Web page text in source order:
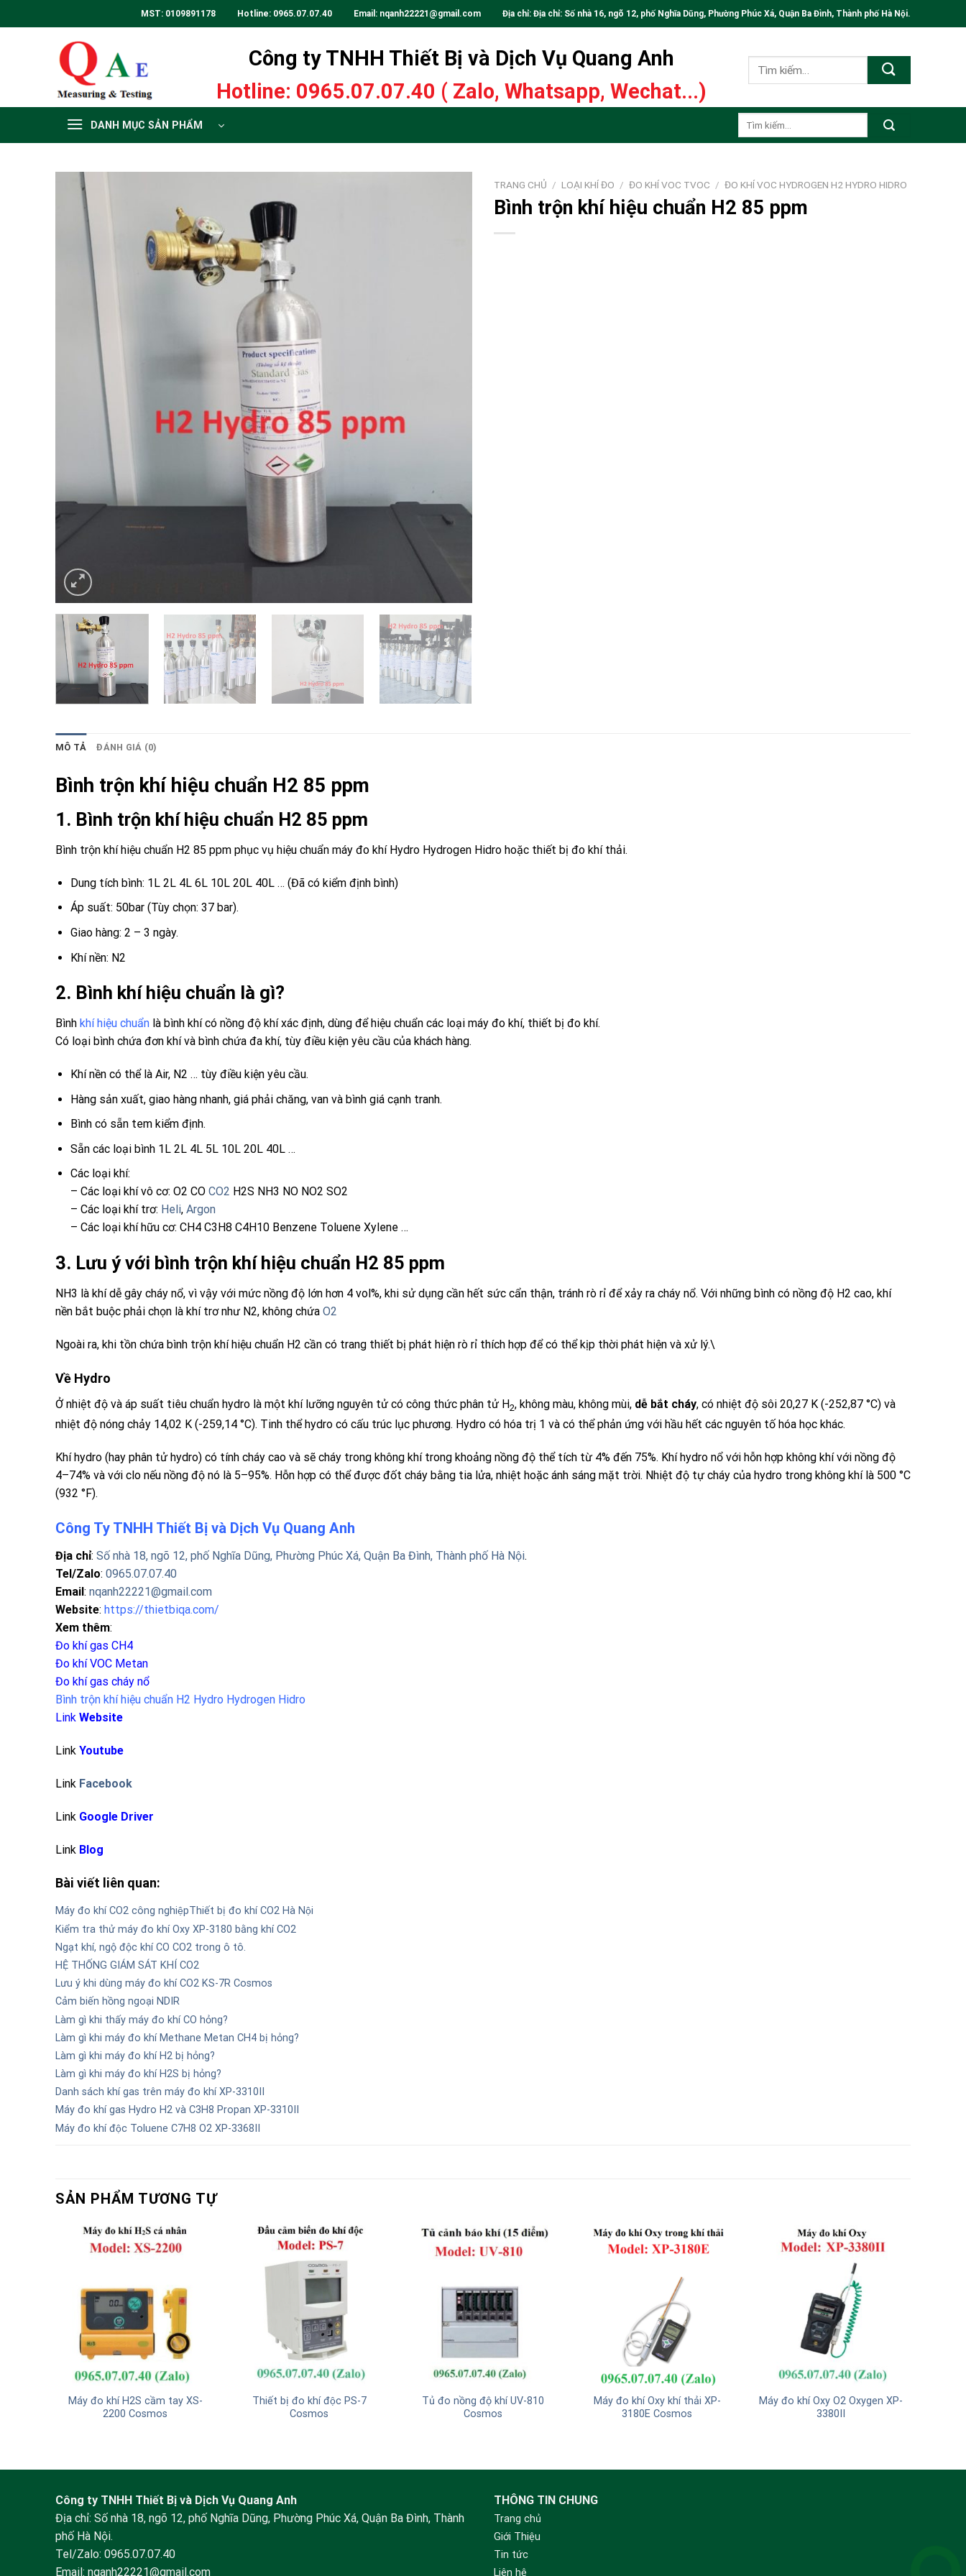
to
MST: 0109891178 Hotline: 0965.07.07.40 Email: nqanh22221@gmail.com Địa chỉ: Địa chỉ: Số nhà 16, ngõ 12, phố Nghĩa Dũng, Phường Phúc Xá, Quận Ba Đình, Thành phố Hà Nội.
Công ty TNHH Thiết Bị và Dịch Vụ Quang Anh
Hotline: 0965.07.07.40 ( Zalo, Whatsapp, Wechat...)
Tìm
DANH MỤC SẢN PHẨM
TRANG CHỦ / LOẠI KHÍ ĐO / ĐO KHÍ VOC TVOC / ĐO KHÍ VOC HYDROGEN H2 HYDRO HIDRO
Bình trộn khí hiệu chuẩn H2 85 ppm
MÔ TẢ ĐÁNH GIÁ (0)
Bình trộn khí hiệu chuẩn H2 85 ppm
1. Bình trộn khí hiệu chuẩn H2 85 ppm
Bình trộn khí hiệu chuẩn H2 85 ppm phục vụ hiệu chuẩn máy đo khí Hydro Hydrogen Hidro hoặc thiết bị đo khí thải.
Dung tích bình: 1L 2L 4L 6L 10L 20L 40L … (Đã có kiểm định bình)
Áp suất: 50bar (Tùy chọn: 37 bar).
Giao hàng: 2 – 3 ngày.
Khí nền: N2
2. Bình khí hiệu chuẩn là gì?
Bình khí hiệu chuẩn là bình khí có nồng độ khí xác định, dùng để hiệu chuẩn các loại máy đo khí, thiết bị đo khí.
Có loại bình chứa đơn khí và bình chứa đa khí, tùy điều kiện yêu cầu của khách hàng.
Khí nền có thể là Air, N2 … tùy điều kiện yêu cầu.
Hàng sản xuất, giao hàng nhanh, giá phải chăng, van và bình giá cạnh tranh.
Bình có sẵn tem kiểm định.
Sẵn các loại bình 1L 2L 4L 5L 10L 20L 40L …
Các loại khí:
– Các loại khí vô cơ: O2 CO CO2 H2S NH3 NO NO2 SO2
– Các loại khí trơ: Heli, Argon
– Các loại khí hữu cơ: CH4 C3H8 C4H10 Benzene Toluene Xylene …
3. Lưu ý với bình trộn khí hiệu chuẩn H2 85 ppm
NH3 là khí dễ gây cháy nổ, vì vậy với mức nồng độ lớn hơn 4 vol%, khi sử dụng cần hết sức cẩn thận, tránh rò rỉ để xảy ra cháy nổ. Với những bình có nồng độ H2 cao, khí
nền bắt buộc phải chọn là khí trơ như N2, không chứa O2
Ngoài ra, khi tồn chứa bình trộn khí hiệu chuẩn H2 cần có trang thiết bị phát hiện rò rỉ thích hợp để có thể kịp thời phát hiện và xử lý.\
Về Hydro
Ở nhiệt độ và áp suất tiêu chuẩn hydro là một khí lưỡng nguyên tử có công thức phân tử H2, không màu, không mùi, dễ bắt cháy, có nhiệt độ sôi 20,27 K (-252,87 °C) và
nhiệt độ nóng chảy 14,02 K (-259,14 °C). Tinh thể hydro có cấu trúc lục phương. Hydro có hóa trị 1 và có thể phản ứng với hầu hết các nguyên tố hóa học khác.
Khí hydro (hay phân tử hydro) có tính cháy cao và sẽ cháy trong không khí trong khoảng nồng độ thể tích từ 4% đến 75%. Khí hydro nổ với hỗn hợp không khí với nồng độ
4–74% và với clo nếu nồng độ nó là 5–95%. Hỗn hợp có thể được đốt cháy bằng tia lửa, nhiệt hoặc ánh sáng mặt trời. Nhiệt độ tự cháy của hydro trong không khí là 500 °C
(932 °F).
Công Ty TNHH Thiết Bị và Dịch Vụ Quang Anh
Địa chỉ: Số nhà 18, ngõ 12, phố Nghĩa Dũng, Phường Phúc Xá, Quận Ba Đình, Thành phố Hà Nội.
Tel/Zalo: 0965.07.07.40
Email : nqanh22221@gmail.com
Website: https://thietbiqa.com/
Xem thêm:
Đo khí gas CH4
Đo khí VOC Metan
Đo khí gas cháy nổ
Bình trộn khí hiệu chuẩn H2 Hydro Hydrogen Hidro
Link Website
Link Youtube
Link Facebook
Link Google Driver
Link Blog
Bài viết liên quan:
Máy đo khí CO2 công nghiệpThiết bị đo khí CO2 Hà Nội
Kiểm tra thử máy đo khí Oxy XP-3180 bằng khí CO2
Ngạt khí, ngộ độc khí CO CO2 trong ô tô.
HỆ THỐNG GIÁM SÁT KHÍ CO2
Lưu ý khi dùng máy đo khí CO2 KS-7R Cosmos
Cảm biến hồng ngoại NDIR
Làm gì khi thấy máy đo khí CO hỏng?
Làm gì khi máy đo khí Methane Metan CH4 bị hỏng?
Làm gì khi máy đo khí H2 bị hỏng?
Làm gì khi máy đo khí H2S bị hỏng?
Danh sách khí gas trên máy đo khí XP-3310II
Máy đo khí gas Hydro H2 và C3H8 Propan XP-3310II
Máy đo khí độc Toluene C7H8 O2 XP-3368II
SẢN PHẨM TƯƠNG TỰ
Máy đo khí H2S cầm tay XS-
2200 Cosmos
Thiết bị đo khí độc PS-7
Cosmos
Tủ đo nồng độ khí UV-810
Cosmos
Máy đo khí Oxy khí thải XP-
3180E Cosmos
Máy đo khí Oxy O2 Oxygen XP-
3380II
Công ty TNHH Thiết Bị và Dịch Vụ Quang Anh
Địa chỉ: Số nhà 18, ngõ 12, phố Nghĩa Dũng, Phường Phúc Xá, Quận Ba Đình, Thành
phố Hà Nội.
Tel/Zalo: 0965.07.07.40
Email: nqanh22221@gmail.com
THÔNG TIN CHUNG
Trang chủ
Giới Thiệu
Tin tức
Liên hệ